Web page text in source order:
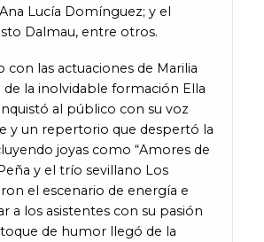
Lucía Domínguez; y el
Dalmau, entre otros.
con las actuaciones de Marilia
de la inolvidable formación Ella
al público con su voz
y un repertorio que despertó la
joyas como “Amores de
y el trío sevillano Los
el escenario de energía e
a los asistentes con su pasión
de humor llegó de la